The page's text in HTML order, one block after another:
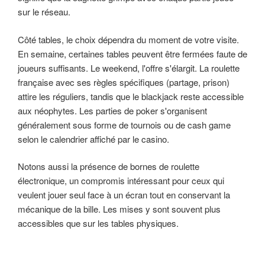
sur le réseau.
Côté tables, le choix dépendra du moment de votre visite.
En semaine, certaines tables peuvent être fermées faute de
joueurs suffisants. Le weekend, l'offre s'élargit. La roulette
française avec ses règles spécifiques (partage, prison)
attire les réguliers, tandis que le blackjack reste accessible
aux néophytes. Les parties de poker s'organisent
généralement sous forme de tournois ou de cash game
selon le calendrier affiché par le casino.
Notons aussi la présence de bornes de roulette
électronique, un compromis intéressant pour ceux qui
veulent jouer seul face à un écran tout en conservant la
mécanique de la bille. Les mises y sont souvent plus
accessibles que sur les tables physiques.